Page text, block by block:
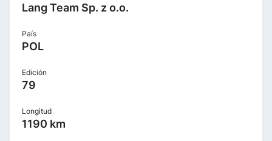
Lang Team Sp. z o.o.
País
POL
Edición
79
Longitud
1190 km